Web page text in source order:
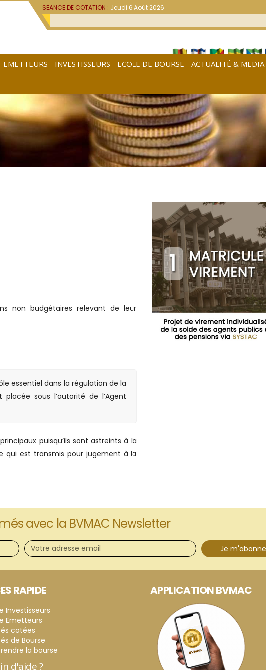
SEANCE DE COTATION : Jeudi 6 Août 2026
EMETTEURS INVESTISSEURS ECOLE DE BOURSE
ACTUALITÉ & MEDIA
non budgétaires relevant de leur
essentiel dans la régulation de la
sous l’autorité de l’Agent
puisqu’ils sont astreints à la
qui est transmis pour jugement à la
avec la BVMAC Newsletter
Je m'abonne
RAPIDE
Investisseurs
Emetteurs
cotées
de Bourse
la bourse
d'aide ?
APPLICATION BVMAC